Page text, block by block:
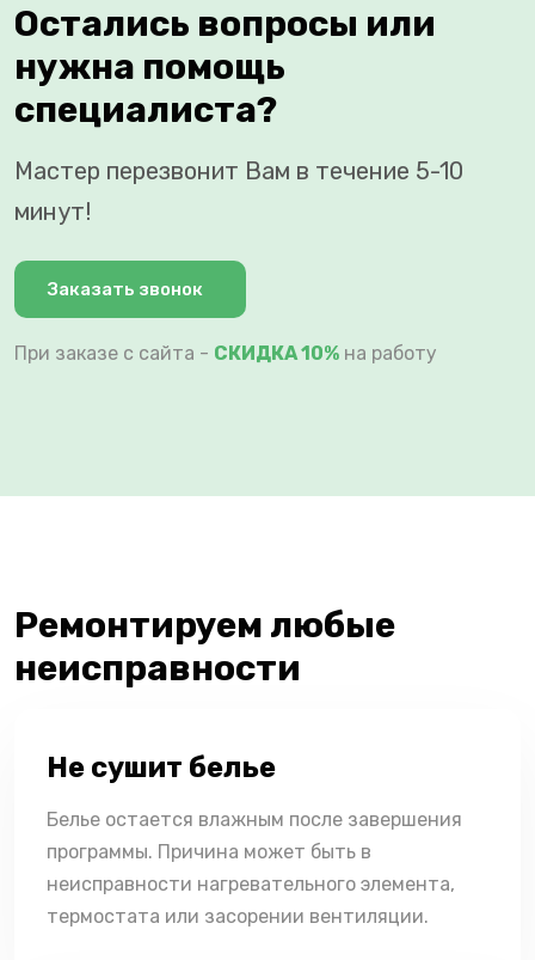
Остались вопросы или
нужна помощь
специалиста?
Мастер перезвонит Вам в течение 5-10
минут!
Заказать звонок
При заказе с сайта - СКИДКА 10% на работу
Ремонтируем любые
неисправности
Не сушит белье
Белье остается влажным после завершения
программы. Причина может быть в
неисправности нагревательного элемента,
термостата или засорении вентиляции.